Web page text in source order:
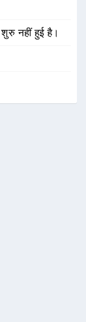
नहीं हुई है।